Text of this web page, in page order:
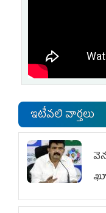
ఇటీవలి వార్తలు